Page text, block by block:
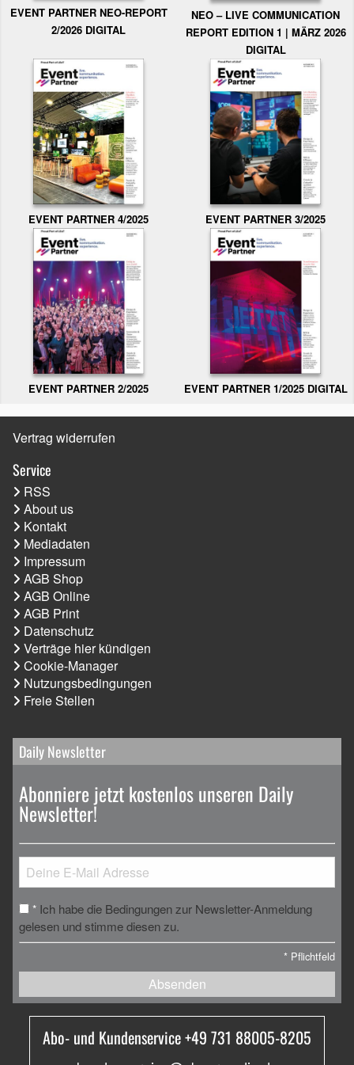
EVENT PARTNER NEO-REPORT
2/2026 DIGITAL
NEO – LIVE COMMUNICATION
REPORT EDITION 1 | MÄRZ 2026
DIGITAL
EVENT PARTNER 4/2025 EVENT PARTNER 3/2025
EVENT PARTNER 2/2025 EVENT PARTNER 1/2025 DIGITAL
Vertrag widerrufen
Service
RSS
About us
Kontakt
Mediadaten
Impressum
AGB Shop
AGB Online
AGB Print
Datenschutz
Verträge hier kündigen
Cookie-Manager
Nutzungsbedingungen
Freie Stellen
Daily Newsletter
Abonniere jetzt kostenlos unseren Daily
Newsletter!
* Ich habe die Bedingungen zur Newsletter-Anmeldung
gelesen und stimme diesen zu.
* Pflichtfeld
Absenden
Abo- und Kundenservice +49 731 88005-8205